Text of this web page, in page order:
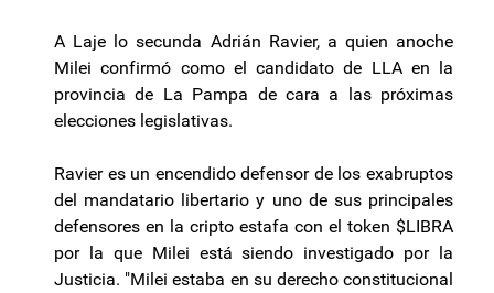
A Laje lo secunda Adrián Ravier, a quien anoche
Milei confirmó como el candidato de LLA en la
provincia de La Pampa de cara a las próximas
elecciones legislativas.
Ravier es un encendido defensor de los exabruptos
del mandatario libertario y uno de sus principales
defensores en la cripto estafa con el token $LIBRA
por la que Milei está siendo investigado por la
Justicia. "Milei estaba en su derecho constitucional